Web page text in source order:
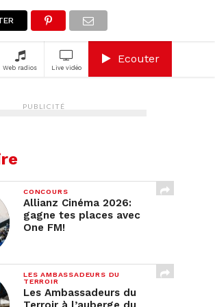
Web radios Live vidéo
Ecouter
PUBLICITÉ
CONCOURS
Allianz Cinéma 2026:
gagne tes places avec
One FM!
LES AMBASSADEURS DU
TERROIR
Les Ambassadeurs du